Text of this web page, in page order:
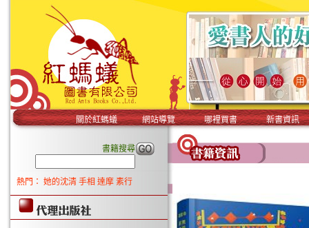
關於紅螞蟻 網站導覽 哪裡買書 新書資訊
書籍搜尋
熱門： 她的沈清 手相 達摩 素行